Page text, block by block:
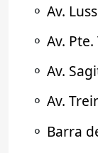
⚬ Av.
⚬ Av.
⚬ Av.
⚬ Av.
⚬ Barra